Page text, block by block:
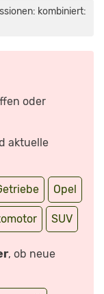
kombiniert:
oder
aktuelle
Opel
SUV
, ob neue